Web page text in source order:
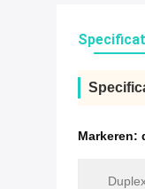
Markeren: